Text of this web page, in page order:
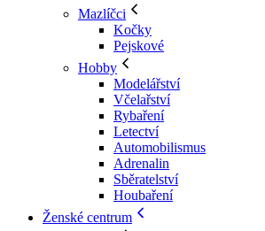
Mazlíčci
Kočky
Pejskové
Hobby
Modelářství
Včelařství
Rybaření
Letectví
Automobilismus
Adrenalin
Sběratelství
Houbaření
Ženské centrum